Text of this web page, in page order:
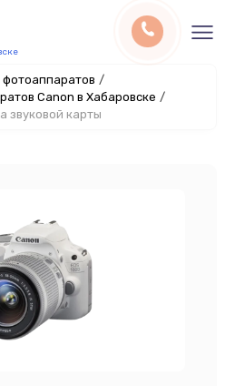
/
Canon в Хабаровске /
звуковой карты